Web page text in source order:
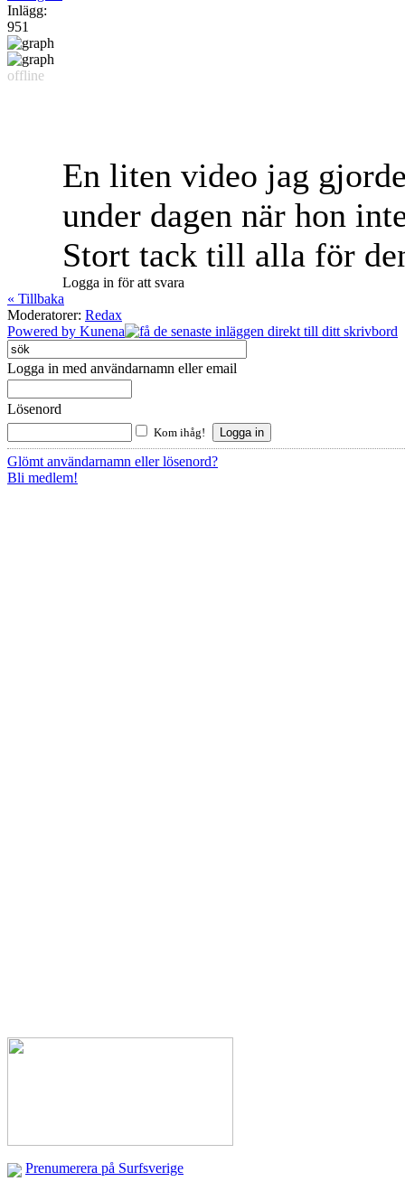
Inlägg:
951
offline
En liten video jag
under dagen när hon
Stort tack till alla för
Logga in för att svara
« Tillbaka
Moderatorer: Redax
Powered by Kunena
Logga in med användarnamn eller email
Lösenord
Kom ihåg!
Glömt användarnamn eller lösenord?
Bli medlem!
Prenumerera på Surfsverige